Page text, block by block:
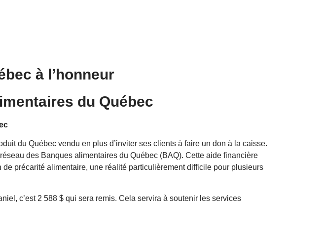
à l’honneur
du Québec
du Québec vendu en plus d’inviter ses clients à faire un don à la caisse.
des Banques alimentaires du Québec (BAQ). Cette aide financière
précarité alimentaire, une réalité particulièrement difficile pour plusieurs
c’est 2 588 $ qui sera remis. Cela servira à soutenir les services